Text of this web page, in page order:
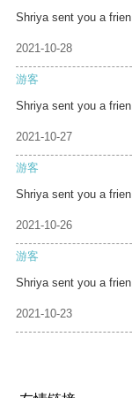
Shriya sent you a frien
2021-10-28
游客
Shriya sent you a frien
2021-10-27
游客
Shriya sent you a frien
2021-10-26
游客
Shriya sent you a frien
2021-10-23